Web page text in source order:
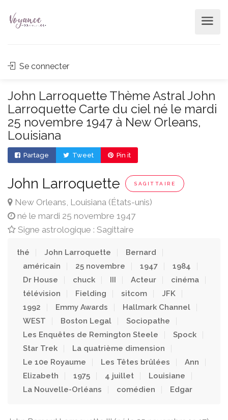
Se connecter
John Larroquette Thème Astral John
Larroquette Carte du ciel né le mardi
25 novembre 1947 à New Orleans,
Louisiana
Partage Tweet Pin it
John Larroquette SAGITTAIRE
New Orleans, Louisiana (États-unis)
né le mardi 25 novembre 1947
Signe astrologique : Sagittaire
thé John Larroquette
Bernard
américain
25 novembre 1947
1984
Dr House
chuck III Acteur
cinéma
télévision
Fielding sitcom
JFK
1992
Emmy Awards
Hallmark Channel
WEST
Boston Legal
Sociopathe
Les Enquêtes de Remington Steele
Spock
Star Trek
La quatrième dimension
Le 10e Royaume
Les Têtes brûlées
Ann
Elizabeth
1975 4 juillet
Louisiane
La Nouvelle-Orléans
comédien Edgar